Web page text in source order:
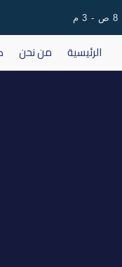
الرئيسية من نحن